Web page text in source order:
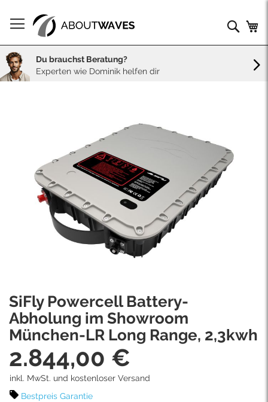
zum
Inhalt
Du brauchst Beratung?
Experten wie Dominik helfen dir
SiFly Powercell Battery-
Abholung im Showroom
München-LR Long Range, 2,3kwh
2.844,00 €
inkl. MwSt. und kostenloser Versand
Bestpreis Garantie
gallery
to
the
beginning
of
the
images
gallery